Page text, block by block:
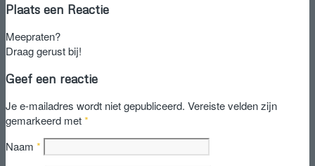
Plaats een Reactie
Meepraten?
Draag gerust bij!
Geef een reactie
Je e-mailadres wordt niet gepubliceerd. Vereiste velden zijn
gemarkeerd met*
Naam *